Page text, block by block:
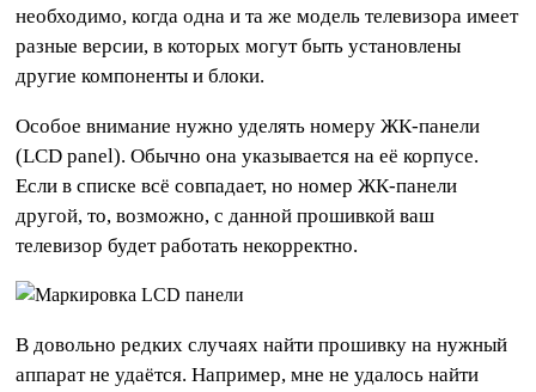
необходимо, когда одна и та же модель телевизора имеет
разные версии, в которых могут быть установлены
другие компоненты и блоки.
Особое внимание нужно уделять номеру ЖК-панели
(LCD panel). Обычно она указывается на её корпусе.
Если в списке всё совпадает, но номер ЖК-панели
другой, то, возможно, с данной прошивкой ваш
телевизор будет работать некорректно.
В довольно редких случаях найти прошивку на нужный
аппарат не удаётся. Например, мне не удалось найти